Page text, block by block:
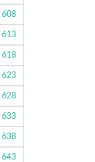
608
613
618
623
628
633
638
643